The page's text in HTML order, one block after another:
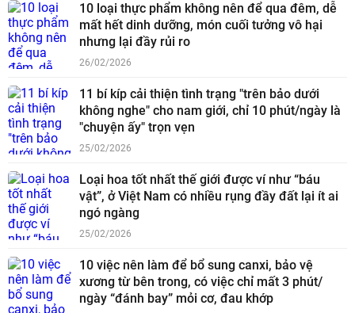
10 loại thực phẩm không nên để qua đêm, dễ
mất hết dinh dưỡng, món cuối tưởng vô hại
nhưng lại đầy rủi ro
26/02/2026
11 bí kíp cải thiện tình trạng "trên bảo dưới
không nghe" cho nam giới, chỉ 10 phút/ngày là
"chuyện ấy" trọn vẹn
25/02/2026
Loại hoa tốt nhất thế giới được ví như “báu
vật”, ở Việt Nam có nhiều rụng đầy đất lại ít ai
ngó ngàng
25/02/2026
10 việc nên làm để bổ sung canxi, bảo vệ
xương từ bên trong, có việc chỉ mất 3 phút/
ngày “đánh bay” mỏi cơ, đau khớp